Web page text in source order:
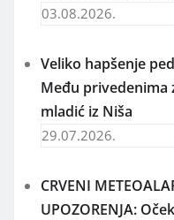
03.08.2026.
Veliko hapšenje
Među privedenima
mladić iz Niša
29.07.2026.
CRVENI
UPOZORENJA: